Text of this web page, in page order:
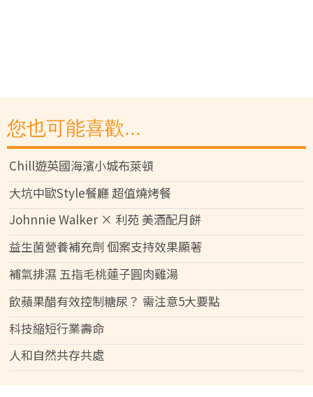
您也可能喜歡...
Chill遊英國海濱小城布萊頓
大坑中歐Style餐廳 超值燒烤餐
Johnnie Walker × 利苑 美酒配月餅
益生菌營養補充劑 個案支持效果顯著
補氣排濕 五指毛桃蓮子圓肉雞湯
飲蘋果醋有效控制糖尿？ 需注意5大要點
科技縮短行業壽命
人和自然共存共處